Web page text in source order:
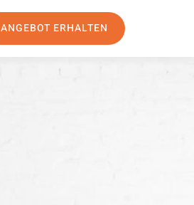
ANGEBOT ERHALTEN